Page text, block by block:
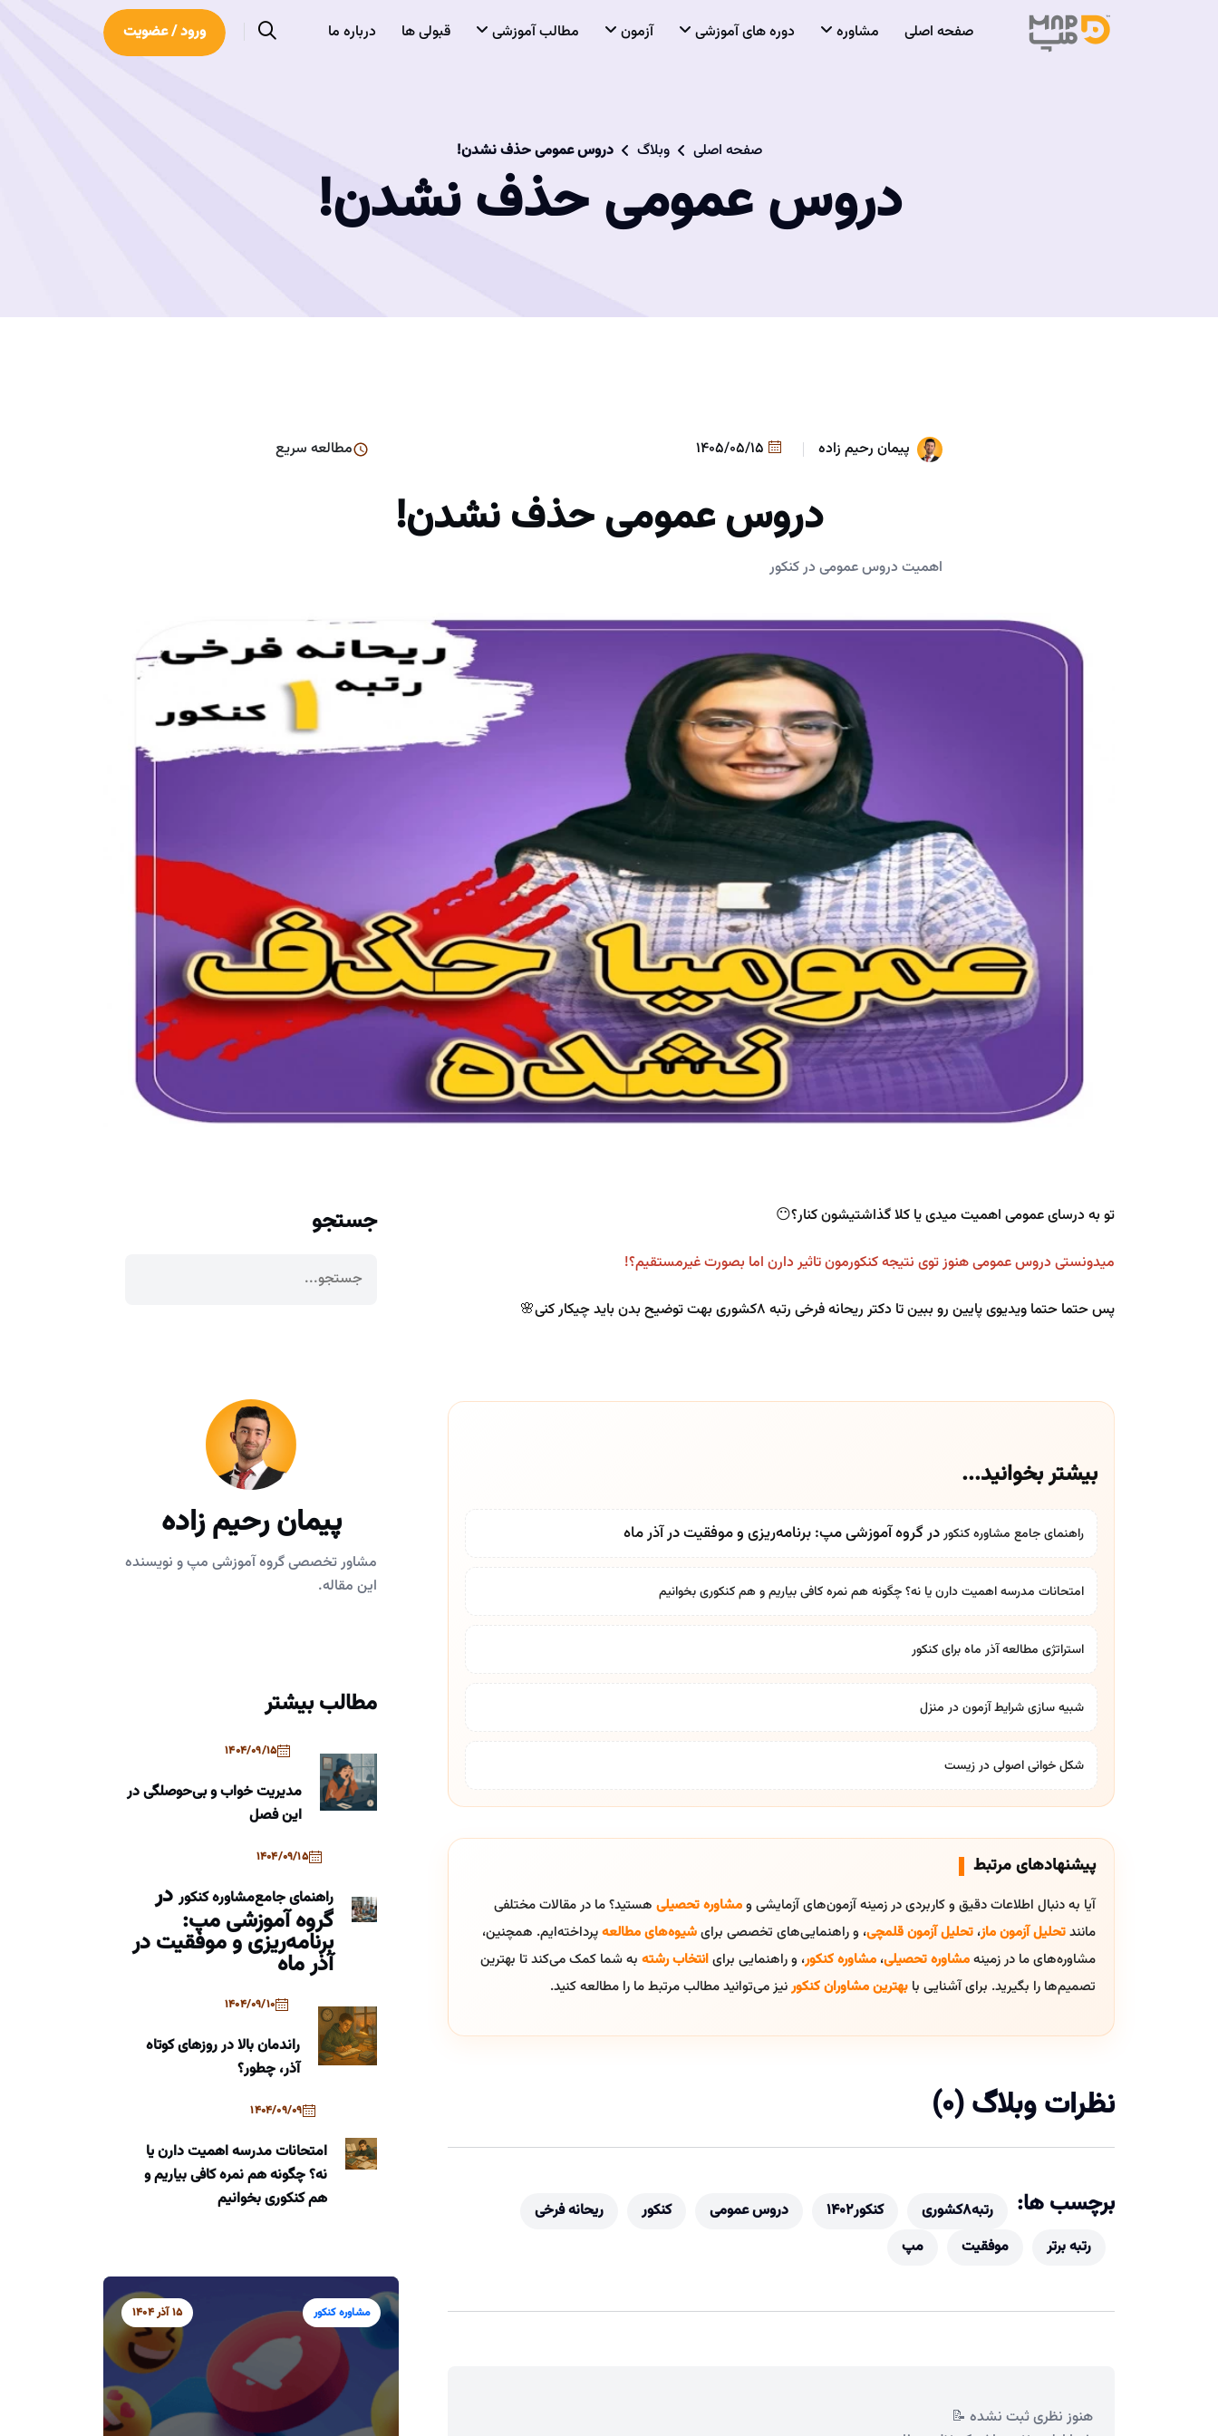
صفحه اصلی مشاوره دوره های آموزشی آزمون مطالب آموزشی قبولی ها درباره ما ورود / عضویت
صفحه اصلی وبلاگ دروس عمومی حذف نشدن!
دروس عمومی حذف نشدن!
پیمان رحیم زاده مطالعه سریع
دروس عمومی حذف نشدن!
اهمیت دروس عمومی در کنکور
تو به درسای عمومی اهمیت میدی یا کلا گذاشتیشون کنار؟😶
میدونستی دروس عمومی هنوز توی نتیجه کنکورمون تاثیر دارن اما بصورت غیرمستقیم؟!
پس حتما حتما ویدیوی پایین رو ببین تا دکتر ریحانه فرخی رتبه 8کشوری بهت توضیح بدن باید چیکار کنی🌸
بیشتر بخوانید...
راهنمای جامع مشاوره کنکوردر گروه آموزشی مپ: برنامه‌ریزی و موفقیت در آذر ماه
امتحانات مدرسه اهمیت دارن یا نه؟ چگونه هم نمره کافی بیاریم و هم کنکوری بخوانیم
استراتژی مطالعه آذر ماه برای کنکور
شبیه سازی شرایط آزمون در منزل
شکل خوانی اصولی در زیست
پیشنهادهای مرتبط
آیا به دنبال اطلاعات دقیق و کاربردی در زمینه آزمون‌های آزمایشی ومشاوره تحصیلی هستید؟ ما در مقالات مختلفی
مانندتحلیل آزمون ماز، تحلیل آزمون قلمچی، و راهنمایی‌های تخصصی برایشیوه‌های مطالعهپرداخته‌ایم. همچنین،
مشاوره‌های ما در زمینهمشاوره تحصیلی، مشاوره کنکور، و راهنمایی برایانتخاب رشته به شما کمک می‌کند تا بهترین
تصمیم‌ها را بگیرید. برای آشنایی با بهترین مشاوران کنکورنیز می‌توانید مطالب مرتبط ما را مطالعه کنید.
نظرات وبلاگ (0)
برچسب ها: رتبه8کشوری کنکور1402 دروس عمومی کنکور
ریحانه فرخی
رتبه برتر
موفقیت مپ
هنوز نظری ثبت نشده 📝
جستجو
پیمان رحیم زاده
مشاور تخصصی گروه آموزشی مپ و نویسنده
این مقاله.
مطالب بیشتر
1404/09/15
مدیریت خواب و بی‌حوصلگی در
این فصل
1404/09/15
راهنمای جامعمشاوره کنکوردر
گروه آموزشی مپ:
برنامه‌ریزی و موفقیت در
آذر ماه
1404/09/10
راندمان بالا در روزهای کوتاه
آذر، چطور؟
1404/09/09
امتحانات مدرسه اهمیت دارن یا
نه؟ چگونه هم نمره کافی بیاریم و
هم کنکوری بخوانیم
مشاوره کنکور 15 آذر 1404